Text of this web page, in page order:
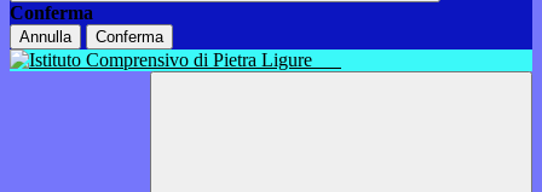
Conferma
Annulla Conferma